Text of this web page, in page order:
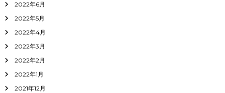
2022年6月
2022年5月
2022年4月
2022年3月
2022年2月
2022年1月
2021年12月